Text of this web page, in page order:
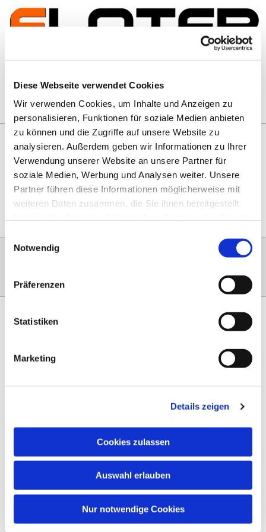
Diese Webseite verwendet Cookies
Wir verwenden Cookies, um Inhalte und Anzeigen zu
personalisieren, Funktionen für soziale Medien anbieten
zu können und die Zugriffe auf unsere Website zu
analysieren. Außerdem geben wir Informationen zu Ihrer
Verwendung unserer Website an unsere Partner für
soziale Medien, Werbung und Analysen weiter. Unsere
Partner führen diese Informationen möglicherweise mit
weiteren Daten zusammen, die Sie ihnen bereitgestellt
Einwilligungsauswahl
Notwendig
Präferenzen
Statistiken
Marketing
Details zeigen
Cookies zulassen
Auswahl erlauben
Nur notwendige Cookies
Zum Inhalt springen
Artikelsuche
Rechtliches
Hier geht es zu unserenAGB , zumWiderrufsrecht, zum
Impressum und zu unseremDatenschutz.
0151 68134038
Datenschutz
AGB
Widerruf